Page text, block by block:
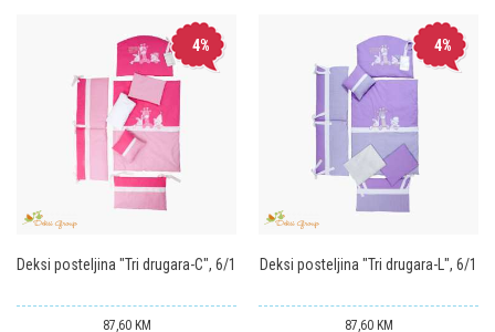
4%
Deksi posteljina "Tri drugara-C", 6/1
87,60 KM
4%
Deksi posteljina "Tri drugara-L", 6/1
87,60 KM